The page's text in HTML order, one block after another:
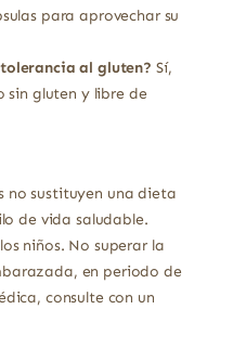
para aprovechar su
al gluten? Sí,
sin gluten y libre de
no sustituyen una dieta
de vida saludable.
niños. No superar la
en periodo de
consulte con un